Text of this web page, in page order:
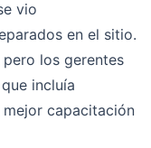
vio
en el sitio.
los gerentes
incluía
capacitación